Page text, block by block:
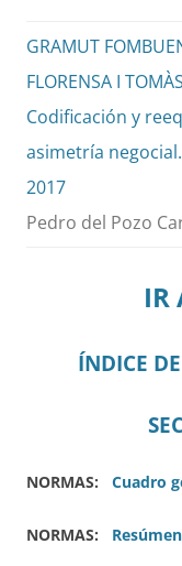
GRAMUT
FLORENSA I
Codificación y
asimetría
2017
Pedro del Pozo
IR
ÍNDICE
NORMAS: Cuadro
NORMAS: